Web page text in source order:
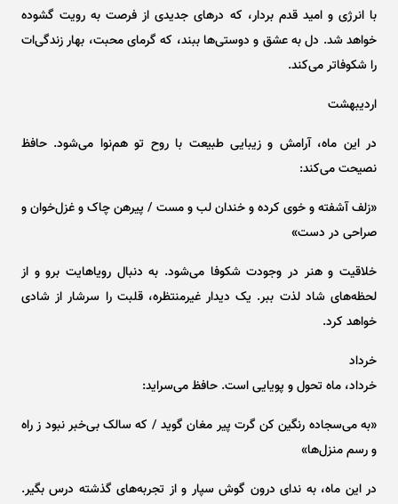
با انرژی و امید قدم بردار، که در‌های جدیدی از فرصت به رویت گشوده
خواهد شد. دل به عشق و دوستی‌ها ببند، که گرمای محبت، بهار زندگی‌ات
را شکوفاتر می‌کند.
اردیبهشت
در این ماه، آرامش و زیبایی طبیعت با روح تو هم‌نوا می‌شود. حافظ
نصیحت می‌کند:
«زلف آشفته و خوی کرده و خندان لب و مست / پیرهن چاک و غزل‌خوان و
صراحی در دست»
خلاقیت و هنر در وجودت شکوفا می‌شود. به دنبال رویاهایت برو و از
لحظه‌های شاد لذت ببر. یک دیدار غیرمنتظره، قلبت را سرشار از شادی
خواهد کرد.
خرداد
خرداد، ماه تحول و پویایی است. حافظ می‌سراید:
«به می‌سجاده رنگین کن گرت پیر مغان گوید / که سالک بی‌خبر نبود ز راه
و رسم منزل‌ها»
در این ماه، به ندای درون گوش سپار و از تجربه‌های گذشته درس بگیر.